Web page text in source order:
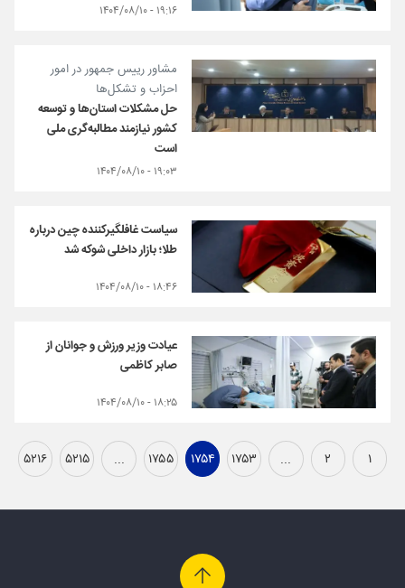
۱۹:۱۶ - ۱۴۰۴/۰۸/۱۰
مشاور رییس جمهور در امور
احزاب و تشکل‌ها
حل مشکلات استان‌ها و توسعه
کشور نیازمند مطالبه‌گری ملی
است
۱۹:۰۳ - ۱۴۰۴/۰۸/۱۰
سیاست غافلگیرکننده چین درباره
طلا؛ بازار داخلی شوکه شد
۱۸:۴۶ - ۱۴۰۴/۰۸/۱۰
عیادت وزیر ورزش و جوانان از
صابر کاظمی
۱۸:۲۵ - ۱۴۰۴/۰۸/۱۰
۱ ۲ ... ۱۷۵۳ ۱۷۵۴ ۱۷۵۵ ... ۵۲۱۵ ۵۲۱۶